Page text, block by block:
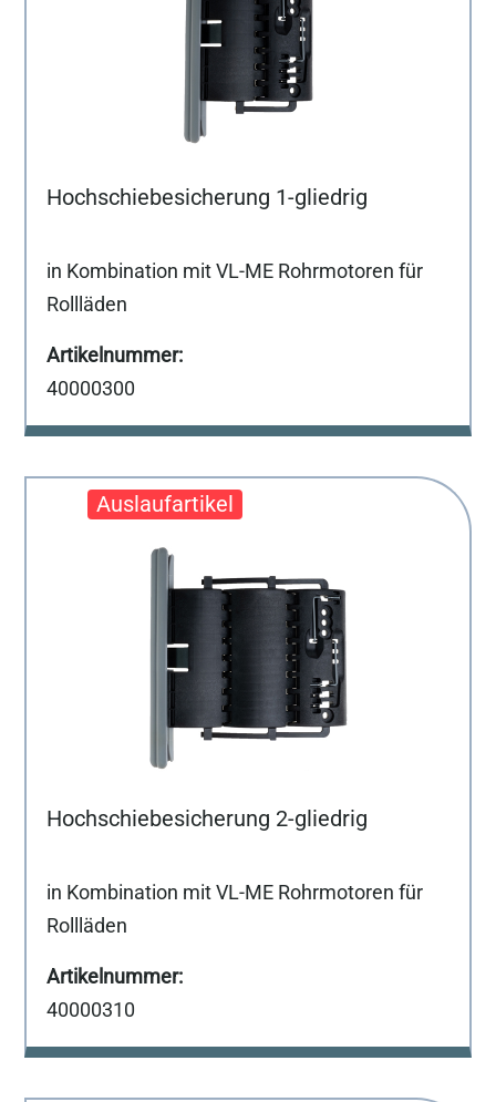
Hochschiebesicherung 1-gliedrig
in Kombination mit VL-ME Rohrmotoren für
Rollläden
40000300
Hochschiebesicherung 2-gliedrig
in Kombination mit VL-ME Rohrmotoren für
Rollläden
40000310